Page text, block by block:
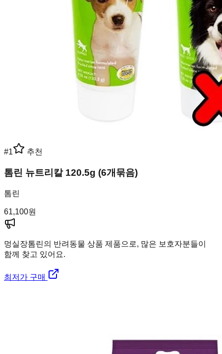
#1 추천
톰린 뉴트리칼 120.5g (6개묶음)
톰린
61,100원
멍실장톰린의 반려동물 상품 제품으로, 많은 보호자분들이
함께 찾고 있어요.
최저가 구매